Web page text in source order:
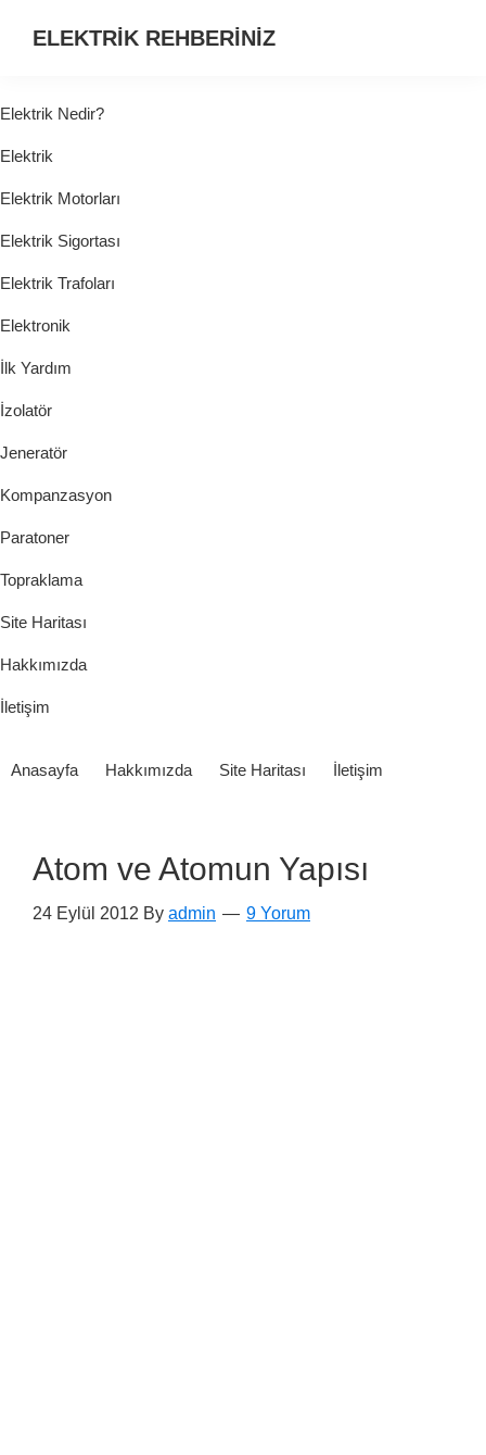
ELEKTRİK REHBERİNİZ
HER
ŞEY...
Elektrik Nedir?
Elektrik
Elektrik Motorları
Elektrik Sigortası
Elektrik Trafoları
Elektronik
İlk Yardım
İzolatör
Jeneratör
Kompanzasyon
Paratoner
Topraklama
Site Haritası
Hakkımızda
İletişim
Anasayfa Hakkımızda Site Haritası İletişim
Atom ve Atomun Yapısı
24 Eylül 2012 By admin 9 Yorum